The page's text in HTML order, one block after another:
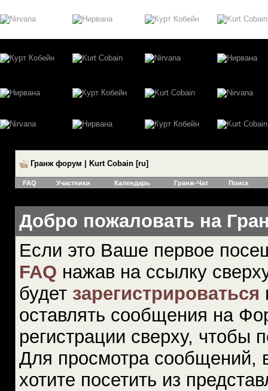
Гранж форум | Kurt Cobain [ru]
FAQ Участники Календарь Гранж-Чат Поиск
Добро пожаловать на
Если это Ваше первое
FAQ нажав на ссылку
будет зарегистрироваться
оставлять сообщения на
регистрации сверху, чтобы
Для просмотра сообщений,
хотите посетить из